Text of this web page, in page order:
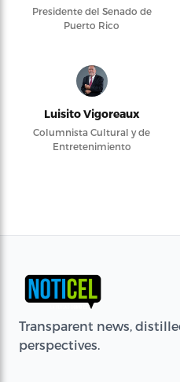
Presidente del Senado de
Puerto Rico
Luisito Vigoreaux
Columnista Cultural y de
Entretenimiento
Transparent news,
perspectives.